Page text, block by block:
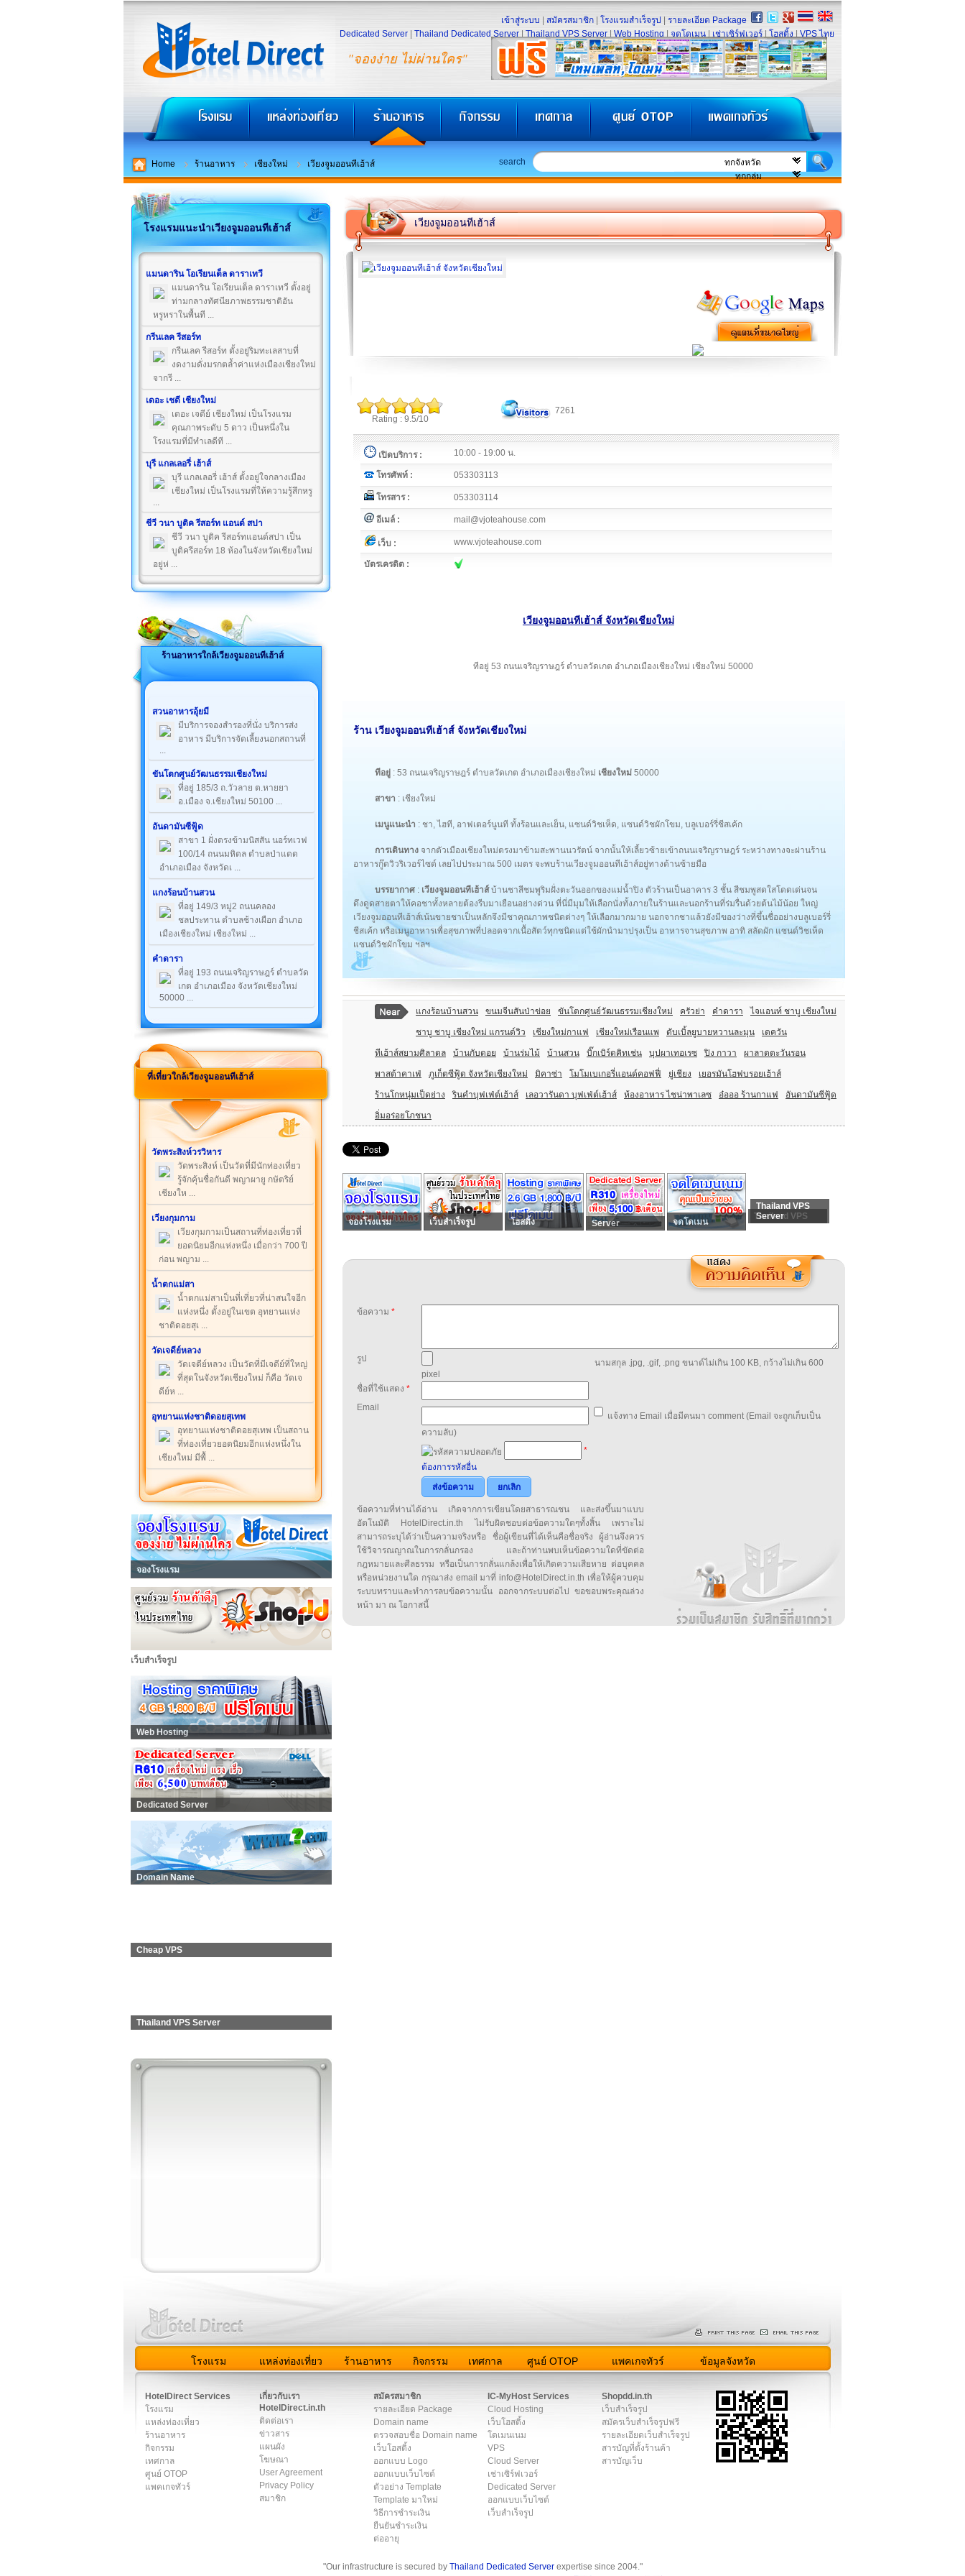
"จองง่าย ไม่ผ่านใคร"
เข้าสู่ระบบ สมัครสมาชิก โรงแรมสำเร็จรูป
รายละเอียด Package
Dedicated Server
Thailand Dedicated Server Thailand VPS Server Web Hosting จดโดเมน เช่าเซิร์ฟเวอร์ โฮสติ้ง VPS ไทย
Home ร้านอาหาร เชียงใหม่ เวียงจูมออนทีเฮ้าส์ search
โรงแรมแนะนำเวียงจูมออนทีเฮ้าส์
แมนดาริน โอเรียนเต็ล ดาราเทวี
แมนดาริน โอเรียนเต็ล ดาราเทวี ตั้งอยู่
ท่ามกลางทัศนียภาพธรรมชาติอัน
หรูหราในพื้นที ...
กรีนเลค รีสอร์ท
กรีนเลค รีสอร์ท ตั้งอยู่ริมทะเลสาบที่
งดงามดั่งมรกตล้ำค่าแห่งเมืองเชียงใหม่
จากรี ...
เดอะ เชดี เชียงใหม่
เดอะ เจดีย์ เชียงใหม่ เป็นโรงแรม
คุณภาพระดับ 5 ดาว เป็นหนึ่งใน
โรงแรมที่มีทำเลดีที ...
บุรี แกลเลอรี่ เฮ้าส์
บุรี แกลเลอรี่ เฮ้าส์ ตั้งอยู่ใจกลางเมือง
เชียงใหม่ เป็นโรงแรมที่ให้ความรู้สึกหรู
...
ชีวี วนา บูติค รีสอร์ท แอนด์ สปา
ชีวี วนา บูติค รีสอร์ทแอนด์สปา เป็น
บูติครีสอร์ท 18 ห้องในจังหวัดเชียงใหม่
อยู่ห่ ...
ร้านอาหารใกล้เวียงจูมออนทีเฮ้าส์
สวนอาหารอุ้ยมี
มีบริการจองสำรองที่นั่ง บริการส่ง
อาหาร มีบริการจัดเลี้ยงนอกสถานที่
...
ขันโตกศูนย์วัฒนธรรมเชียงใหม่
ที่อยู่ 185/3 ถ.วัวลาย ต.หายยา
อ.เมือง จ.เชียงใหม่ 50100 ...
อันดามันซีฟู้ด
สาขา 1 ฝั่งตรงข้ามนิสสัน นอร์ทเวฟ
100/14 ถนนมหิดล ตำบลป่าแดด
อำเภอเมือง จังหวัดเ ...
แกงร้อนบ้านสวน
ที่อยู่ 149/3 หมู่2 ถนนคลอง
ชลประทาน ตำบลช้างเผือก อำเภอ
เมืองเชียงใหม่ เชียงใหม่ ...
คำดารา
ที่อยู่ 193 ถนนเจริญราษฎร์ ตำบลวัด
เกต อำเภอเมือง จังหวัดเชียงใหม่
50000 ...
ที่เที่ยวใกล้เวียงจูมออนทีเฮ้าส์
วัดพระสิงห์วรวิหาร
วัดพระสิงห์ เป็นวัดที่มีนักท่องเที่ยว
รู้จักคุ้นชื่อกันดี พญาผายู กษัตริย์
เชียงให ...
เวียงกุมกาม
เวียงกุมกามเป็นสถานที่ท่องเที่ยวที่
ยอดนิยมอีกแห่งหนึ่ง เมื่อกว่า 700 ปี
ก่อน พญาม ...
น้ำตกแม่สา
น้ำตกแม่สาเป็นที่เที่ยวที่น่าสนใจอีก
แห่งหนึ่ง ตั้งอยู่ในเขต อุทยานแห่ง
ชาติดอยสุเ ...
วัดเจดีย์หลวง
วัดเจดีย์หลวง เป็นวัดที่มีเจดีย์ที่ใหญ่
ที่สุดในจังหวัดเชียงใหม่ ก็คือ วัดเจ
ดีย์ห ...
อุทยานแห่งชาติดอยสุเทพ
อุทยานแห่งชาติดอยสุเทพ เป็นสถาน
ที่ท่องเที่ยวยอดนิยมอีกแห่งหนึ่งใน
เชียงใหม่ มีพื้ ...
จองโรงแรม
เว็บสำเร็จรูป
Web Hosting
Dedicated Server
Domain Name
Cheap VPS
Thailand VPS Server
เวียงจูมออนทีเฮ้าส์
Rating : 9.5/10
7261
เปิดบริการ : 10:00 - 19:00 น.
โทรศัพท์ : 053303113
โทรสาร : 053303114
อีเมล์ : mail@vjoteahouse.com
เว็บ : www.vjoteahouse.com
บัตรเครดิต :
เวียงจูมออนทีเฮ้าส์ จังหวัดเชียงใหม่
ทีอยู่ 53 ถนนเจริญราษฎร์ ตำบลวัดเกต อำเภอเมืองเชียงใหม่ เชียงใหม่ 50000
ร้าน เวียงจูมออนทีเฮ้าส์ จังหวัดเชียงใหม่
ทีอยู่ : 53 ถนนเจริญราษฎร์ ตำบลวัดเกต อำเภอเมืองเชียงใหม่ เชียงใหม่ 50000
สาขา : เชียงใหม่
เมนูแนะนำ : ชา, ไฮที, อาฟเตอร์นูนที ทั้งร้อนและเย็น, แซนด์วิชเห็ด, แซนด์วิชผักโขม, บลูเบอร์รี่ชีสเค้ก
การเดินทาง จากตัวเมืองเชียงใหม่ตรงมาข้ามสะพานนวรัตน์ จากนั้นให้เลี้ยวซ้ายเข้าถนนเจริญราษฎร์ ระหว่างทางจะผ่านร้าน
อาหารกู๊ดวิวริเวอร์ไซด์ เลยไปประมาณ 500 เมตร จะพบร้านเวียงจูมออนทีเฮ้าส์อยู่ทางด้านซ้ายมือ
บรรยากาศ : เวียงจูมออนทีเฮ้าส์บ้านชาสีชมพูริมฝั่งตะวันออกของแม่น้ำปิง ตัวร้านเป็นอาคาร 3 ชั้น สีชมพูสดใสโดดเด่นจน
ดึงดูดสายตาให้คอชาทั้งหลายต้องรีบมาเยือนอย่างด่วน ที่นี่มีมุมให้เลือกนั่งทั้งภายในร้านและนอกร้านที่ร่มรื่นด้วยต้นไม้น้อย ใหญ่
เวียงจูมออนทีเฮ้าส์เน้นขายชาเป็นหลักจึงมีชาคุณภาพชนิดต่างๆ ให้เลือกมากมาย นอกจากชาแล้วยังมีของว่างที่ขึ้นชื่ออย่างบลูเบอร์รี่
ชีสเค้ก หรือเมนูอาหารเพื่อสุขภาพที่ปลอดจากเนื้อสัตว์ทุกชนิดแต่ใช้ผักนำมาปรุงเป็น อาหารจานสุขภาพ อาทิ สลัดผัก แซนด์วิชเห็ด
แซนด์วิชผักโขม ฯลฯ
แกงร้อนบ้านสวน ขนมจีนสันป่าข่อย ขันโตกศูนย์วัฒนธรรมเชียงใหม่ ครัวย่า คำดารา ไจแอนท์ ชาบู เชียงใหม่
ชาบู ชาบู เชียงใหม่ แกรนด์วิว เชียงใหม่กาแฟ เชียงใหม่เรือนแพ ดับเบิ้ลยูบายหวานละมุน เดควัน
ทีเฮ้าส์สยามศิลาดล บ้านกับดอย บ้านร่มไม้ บ้านสวน บิ๊กเบิร์ดคิทเช่น บุปผาเทอเรซ ปิง กาวา ผาลาดตะวันรอน
พาสต้าคาเฟ่ ภูเก็ตซีฟู้ด จังหวัดเชียงใหม่ มิคาซ่า โมโมเบเกอรี่แอนด์คอฟฟี่ ยู่เชียง เยอรมันโฮฟบรอยเฮ้าส์
ร้านโกหนุ่มเป็ดย่าง รินคำบุฟเฟ่ต์เฮ้าส์ เลอวารันดา บุฟเฟ่ต์เฮ้าส์ ห้องอาหาร ไชน่าพาเลซ อ๋อออ ร้านกาแฟ อันดามันซีฟู้ด
อิ่มอร่อยโภชนา
จองโรงแรม เว็บสำเร็จรูป โฮสติ้ง Server จดโดเมน
Thailand VPS
Thailand VPS
Server
ข้อความ *
รูป
นามสกุล .jpg, .gif, .png ขนาด์ไม่เกิน 100 KB, กว้างไม่เกิน 600
pixel
ชื่อที่ใช้แสดง *
Email
แจ้งทาง Email เมื่อมีคนมา comment (Email จะถูกเก็บเป็น
ความลับ)
*
ต้องการรหัสอื่น
ส่งข้อความ
ยกเลิก
ข้อความที่ท่านได้อ่าน เกิดจากการเขียนโดยสาธารณชน และส่งขึ้นมาแบบ
อัตโนมัติ HotelDirect.in.th ไม่รับผิดชอบต่อข้อความใดๆทั้งสิ้น เพราะไม่
สามารถระบุได้ว่าเป็นความจริงหรือ ชื่อผู้เขียนที่ได้เห็นคือชื่อจริง ผู้อ่านจึงควร
ใช้วิจารณญาณในการกลั่นกรอง และถ้าท่านพบเห็นข้อความใดที่ขัดต่อ
กฎหมายและศีลธรรม หรือเป็นการกลั่นแกล้งเพื่อให้เกิดความเสียหาย ต่อบุคคล
หรือหน่วยงานใด กรุณาส่ง email มาที่ info@HotelDirect.in.th เพื่อให้ผู้ควบคุม
ระบบทราบและทำการลบข้อความนั้น ออกจากระบบต่อไป ขอขอบพระคุณล่วง
หน้า มา ณ โอกาสนี้
โรงแรม แหล่งท่องเที่ยว ร้านอาหาร กิจกรรม เทศกาล ศูนย์ OTOP แพคเกจทัวร์ ข้อมูลจังหวัด
HotelDirect Services
โรงแรม
แหล่งท่องเที่ยว
ร้านอาหาร
กิจกรรม
เทศกาล
ศูนย์ OTOP
แพคเกจทัวร์
เกี่ยวกับเรา
HotelDirect.in.th
ติดต่อเรา
ข่าวสาร
แผนผัง
โฆษณา
User Agreement
Privacy Policy
สมาชิก
สมัครสมาชิก
รายละเอียด Package
Domain name
ตรวจสอบชื่อ Domain name
เว็บโฮสติ้ง
ออกแบบ Logo
ออกแบบเว็บไซต์
ตัวอย่าง Template
Template มาใหม่
วิธีการชำระเงิน
ยืนยันชำระเงิน
ต่ออายุ
IC-MyHost Services
Cloud Hosting
เว็บโฮสติ้ง
โดเมนเนม
VPS
Cloud Server
เช่าเซิร์ฟเวอร์
Dedicated Server
ออกแบบเว็บไซต์
เว็บสำเร็จรูป
Shopdd.in.th
เว็บสำเร็จรูป
สมัครเว็บสำเร็จรูปฟรี
รายละเอียดเว็บสำเร็จรูป
สารบัญที่ตั้งร้านค้า
สารบัญเว็บ
"Our infrastructure is secured by Thailand Dedicated Serverexpertise since 2004."